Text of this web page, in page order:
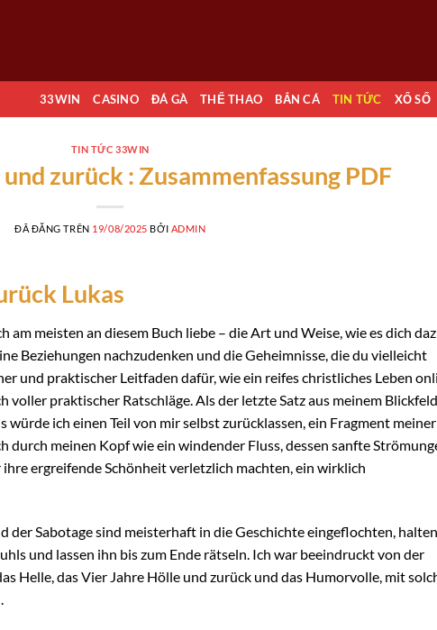
33WIN CASINO ĐÁ GÀ THỂ THAO BẮN CÁ TIN TỨC XỔ SỐ
TIN TỨC 33WIN
zurück : Zusammenfassung PDF
ĐÃ ĐĂNG TRÊN 19/08/2025 BỞI ADMIN
Lukas
am meisten an diesem Buch liebe – die Art und Weise, wie es dich
Beziehungen nachzudenken und die Geheimnisse, die du vielleicht
und praktischer Leitfaden dafür, wie ein reifes christliches Leben
voller praktischer Ratschläge. Als der letzte Satz aus meinem Blickfeld
würde ich einen Teil von mir selbst zurücklassen, ein Fragment meiner
durch meinen Kopf wie ein windender Fluss, dessen sanfte
ergreifende Schönheit verletzlich machten, ein wirklich
der Sabotage sind meisterhaft in die Geschichte eingeflochten, halten
und lassen ihn bis zum Ende rätseln. Ich war beeindruckt von der
Helle, das Vier Jahre Hölle und zurück und das Humorvolle, mit